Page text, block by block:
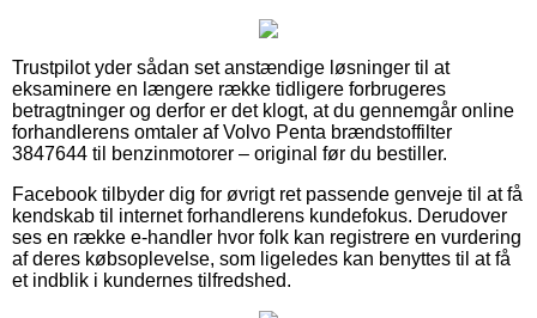
Trustpilot yder sådan set anstændige løsninger til at
eksaminere en længere række tidligere forbrugeres
betragtninger og derfor er det klogt, at du gennemgår online
forhandlerens omtaler af Volvo Penta brændstoffilter
3847644 til benzinmotorer – original før du bestiller.
Facebook tilbyder dig for øvrigt ret passende genveje til at få
kendskab til internet forhandlerens kundefokus. Derudover
ses en række e-handler hvor folk kan registrere en vurdering
af deres købsoplevelse, som ligeledes kan benyttes til at få
et indblik i kundernes tilfredshed.